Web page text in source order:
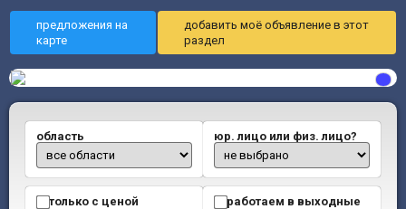
предложения на
карте
добавить моё объявление в этот
раздел
область юр. лицо или физ. лицо?
только с ценой работаем в выходные